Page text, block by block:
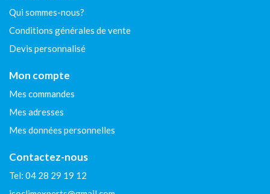
Qui sommes-nous?
Conditions générales de vente
Devis personnalisé
Mon compte
Mes commandes
Mes adresses
Mes données personnelles
Contactez-nous
Tel: 04 28 29 19 12